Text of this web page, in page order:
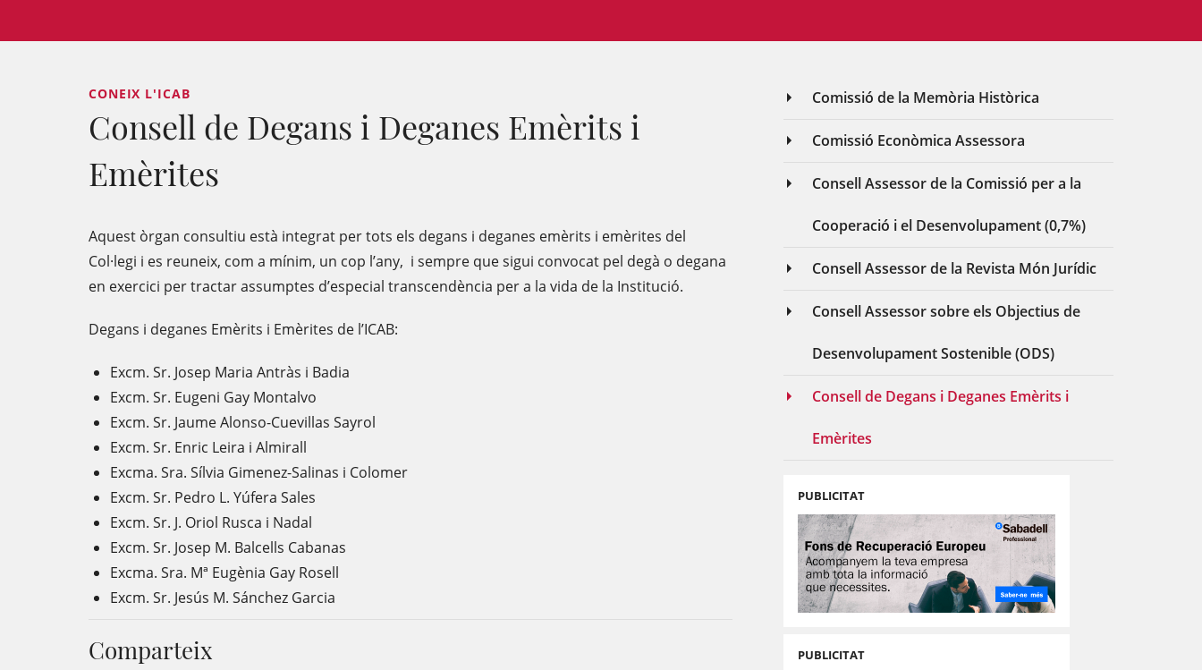
Comissió de la Memòria Històrica
Comissió Econòmica Assessora
Consell Assessor de la Comissió per a la
Cooperació i el Desenvolupament (0,7%)
Consell Assessor de la Revista Món Jurídic
Consell Assessor sobre els Objectius de
Desenvolupament Sostenible (ODS)
Consell de Degans i Deganes Emèrits i
Emèrites
PUBLICITAT
PUBLICITAT
CONEIX L'ICAB
Consell de Degans i Deganes Emèrits i
Emèrites
Aquest òrgan consultiu està integrat per tots els degans i deganes emèrits i emèrites del
Col·legi i es reuneix, com a mínim, un cop l’any, i sempre que sigui convocat pel degà o degana
en exercici per tractar assumptes d’especial transcendència per a la vida de la Institució.
Degans i deganes Emèrits i Emèrites de l’ICAB:
Excm. Sr. Josep Maria Antràs i Badia
Excm. Sr. Eugeni Gay Montalvo
Excm. Sr. Jaume Alonso-Cuevillas Sayrol
Excm. Sr. Enric Leira i Almirall
Excma. Sra. Sílvia Gimenez-Salinas i Colomer
Excm. Sr. Pedro L. Yúfera Sales
Excm. Sr. J. Oriol Rusca i Nadal
Excm. Sr. Josep M. Balcells Cabanas
Excma. Sra. Mª Eugènia Gay Rosell
Excm. Sr. Jesús M. Sánchez Garcia
Comparteix